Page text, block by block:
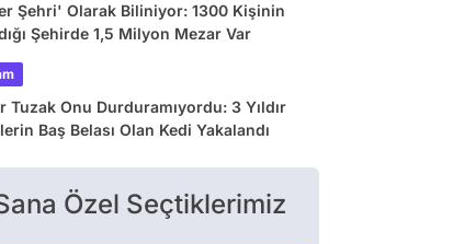
Şehri' Olarak Biliniyor: 1300 Kişinin
Şehirde 1,5 Milyon Mezar Var
Tuzak Onu Durduramıyordu: 3 Yıldır
Baş Belası Olan Kedi Yakalandı
Özel Seçtiklerimiz